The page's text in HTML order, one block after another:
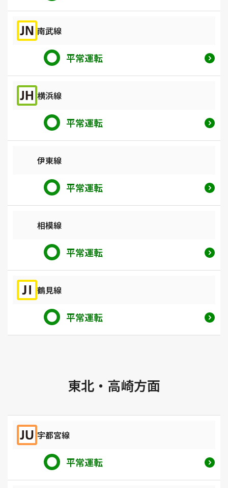
南武線
平常運転
横浜線
平常運転
伊東線
平常運転
相模線
平常運転
鶴見線
平常運転
東北・高崎方面
宇都宮線
平常運転